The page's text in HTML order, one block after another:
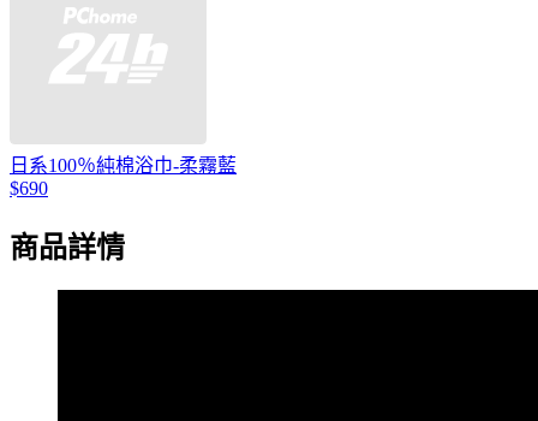
日系100％純棉浴巾-柔霧藍
$690
商品詳情